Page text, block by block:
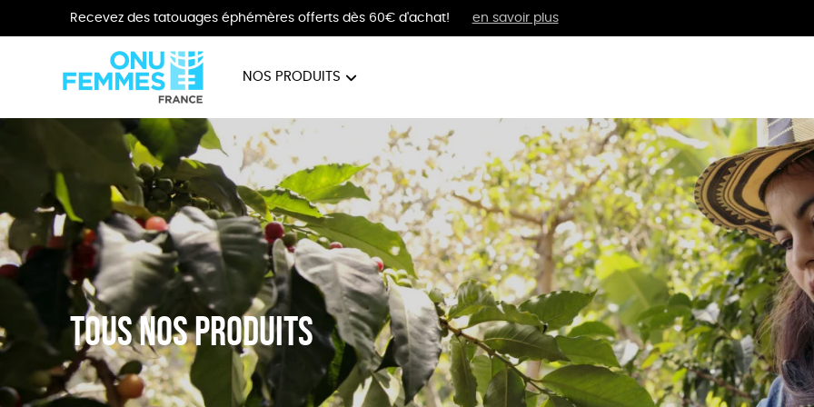
Recevez des tatouages éphémères offerts dès 60€ d'achat! en savoir plus
NOS PRODUITS
BIJOUX VÊTEMENTS BIEN-ÊTRE
Tous nos produits